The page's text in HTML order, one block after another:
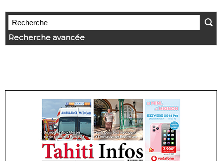
Recherche avancée